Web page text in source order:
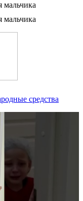
средства